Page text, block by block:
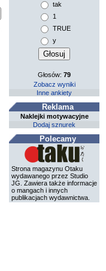
tak
1
TRUE
y
Głosów:79
Zobacz wyniki
Inne ankiety
Reklama
Naklejki motywacyjne
Dodaj sznurek
Polecamy
Strona magazynu Otaku
wydawanego przez Studio
JG. Zawiera także informacje
o mangach i innych
publikacjach wydawnictwa.